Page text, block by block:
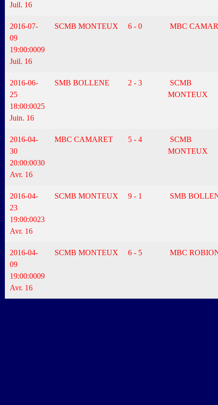
Juil. 16
2016-07-
09
19:00:0009
Juil. 16
SCMB MONTEUX 6 - 0 MBC
2016-06-
25
18:00:0025
Juin. 16
SMB BOLLENE 2 - 3
SCMB
MONTEUX
2016-04-
30
20:00:0030
Avr. 16
MBC CAMARET 5 - 4
SCMB
MONTEUX
2016-04-
23
19:00:0023
Avr. 16
SCMB MONTEUX 9 - 1 SMB
2016-04-
09
19:00:0009
Avr. 16
SCMB MONTEUX 6 - 5 MBC